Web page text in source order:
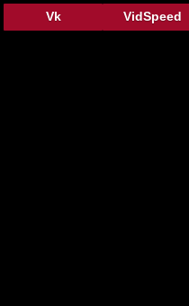
VidSpeed
Vk